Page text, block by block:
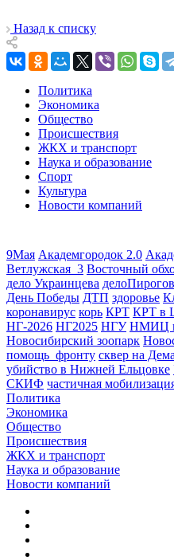
Назад к списку
Политика
Экономика
Общество
Происшествия
ЖКХ и транспорт
Наука и образование
Спорт
Культура
Новости компаний
9Мая Академгородок 2.0
Ветлужская_3 Восточный
дело Украинцева
День Победы ДТП здоровье
коронавирус корь КРТ КРТ в
НГ-2026 НГ2025 НГУ НМИЦ
Новосибирский зоопарк
помощь_фронту сквер на
убийство в Нижней Ельцовке
СКИФ частичная
Политика
Экономика
Общество
Происшествия
ЖКХ и транспорт
Наука и образование
Новости компаний